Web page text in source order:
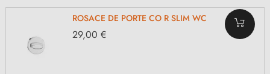
ROSACE DE PORTE CO R SLIM WC
29,00 €